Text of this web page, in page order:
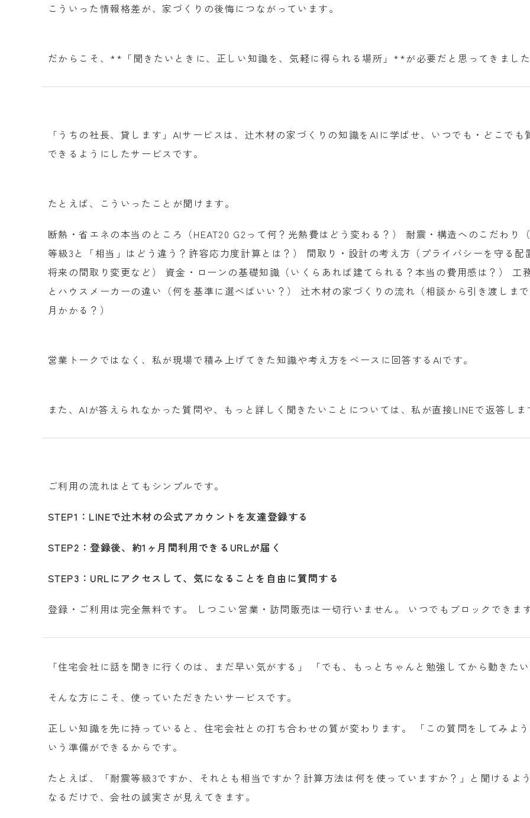
こういった情報格差が、家づくりの後悔につながっています。
だからこそ、**「聞きたいときに、正しい知識を、気軽に得られる場所」**が必要だと思ってきました
「うちの社長、貸します」AIサービスは、辻木材の家づくりの知識をAIに学ばせ、いつでも・どこでも
できるようにしたサービスです。
たとえば、こういったことが聞けます。
断熱・省エネの本当のところ（HEAT20 G2って何？光熱費はどう変わる？） 耐震・構造へのこだわり
等級3と「相当」はどう違う？許容応力度計算とは？） 間取り・設計の考え方（プライバシーを守る配
将来の間取り変更など） 資金・ローンの基礎知識（いくらあれば建てられる？本当の費用感は？） 工
とハウスメーカーの違い（何を基準に選べばいい？） 辻木材の家づくりの流れ（相談から引き渡しまで
月かかる？）
営業トークではなく、私が現場で積み上げてきた知識や考え方をベースに回答するAIです。
また、AIが答えられなかった質問や、もっと詳しく聞きたいことについては、私が直接LINEで返答しま
ご利用の流れはとてもシンプルです。
STEP1：LINEで辻木材の公式アカウントを友達登録する
STEP2：登録後、約1ヶ月間利用できるURLが届く
STEP3：URLにアクセスして、気になることを自由に質問する
登録・ご利用は完全無料です。 しつこい営業・訪問販売は一切行いません。 いつでもブロックできます
「住宅会社に話を聞きに行くのは、まだ早い気がする」 「でも、もっとちゃんと勉強してから動きたい
そんな方にこそ、使っていただきたいサービスです。
正しい知識を先に持っていると、住宅会社との打ち合わせの質が変わります。 「この質問をしてみよう
いう準備ができるからです。
たとえば、「耐震等級3ですか、それとも相当ですか？計算方法は何を使っていますか？」と聞けるよ
なるだけで、会社の誠実さが見えてきます。